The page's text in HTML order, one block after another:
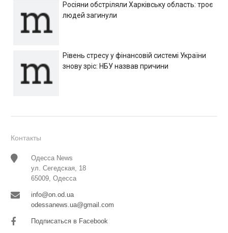
Росіяни обстріляли Харківську область: троє
людей загинули
Рівень стресу у фінансовій системі України
знову зріс: НБУ назвав причини
Контакты
Одесса News
ул. Сегедская, 18
65009, Одесса
info@on.od.ua
odessanews.ua@gmail.com
Подписаться в Facebook